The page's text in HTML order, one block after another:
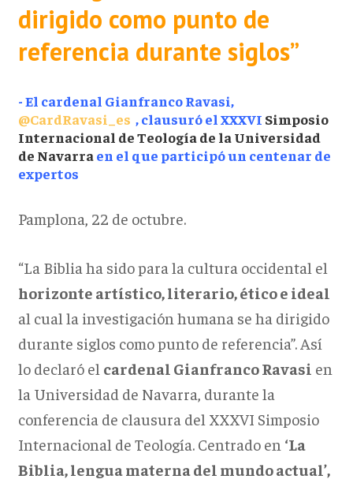
dirigido como punto de
referencia durante siglos”
- El cardenal Gianfranco Ravasi,
@CardRavasi_es , clausuró el XXXVI Simposio
Internacional deTeología de la Universidad
de Navarraen el que participó un centenar de
expertos
Pamplona, 22 de octubre.
“La Biblia ha sido para la cultura occidental el
horizonte artístico, literario, ético e ideal
al cual la investigación humana se ha dirigido
durante siglos como punto de referencia”. Así
lo declaró el cardenal Gianfranco Ravasi en
la Universidad de Navarra, durante la
conferencia de clausura del XXXVI Simposio
Internacional de Teología. Centrado en ‘La
Biblia, lengua materna del mundo actual’,